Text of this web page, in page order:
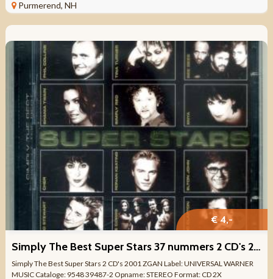
Verzamel Pop, ...
Purmerend, NH
€ 4,-
Simply The Best Super Stars 37 nummers 2 CD's 2001 ZGAN
Simply The Best Super Stars 2 CD's 2001 ZGAN Label: UNIVERSAL WARNER
MUSIC Cataloge: 9548 39487-2 Opname: STEREO Format: CD 2X